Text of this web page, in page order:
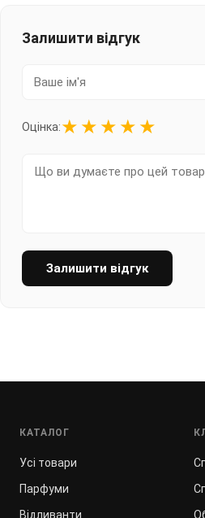
Залишити відгук
Оцінка:★ ★ ★ ★ ★
Залишити відгук
КАТАЛОГ
Усі товари
Парфуми
Відливанти